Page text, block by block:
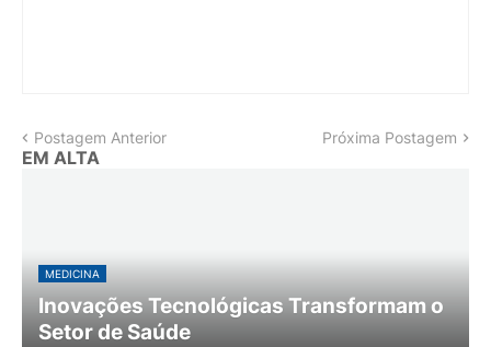
Postagem Anterior Próxima Postagem
EM ALTA
MEDICINA
Inovações Tecnológicas Transformam o
Setor de Saúde